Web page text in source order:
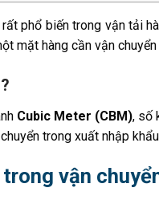
phổ biến trong vận tải
mặt hàng cần vận
Cubic Meter (CBM), số
trong xuất nhập
vận